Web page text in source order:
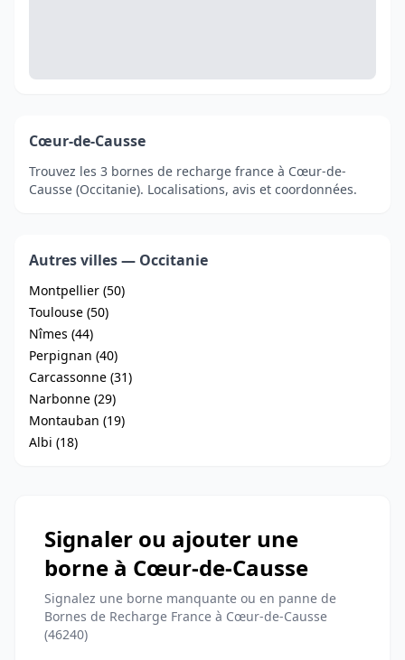
Cœur-de-Causse
Trouvez les 3 bornes de recharge france à Cœur-de-
Causse (Occitanie). Localisations, avis et coordonnées.
Autres villes — Occitanie
Montpellier (50)
Toulouse (50)
Nîmes (44)
Perpignan (40)
Carcassonne (31)
Narbonne (29)
Montauban (19)
Albi (18)
Signaler ou ajouter une
borne à Cœur-de-Causse
Signalez une borne manquante ou en panne de
Bornes de Recharge France à Cœur-de-Causse
(46240)